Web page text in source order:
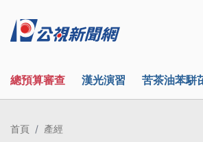
總預算審查 漢光演習 苦茶油苯駢
首頁 產經